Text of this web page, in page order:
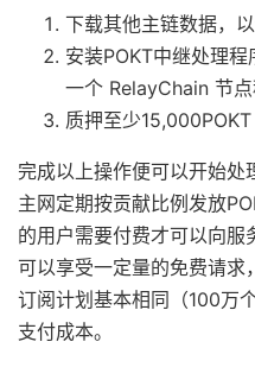
下载其他主链数据，
安装POKT中继处理
一个 RelayChain 节点
质押至少15,000POKT
完成以上操作便可以开始处
主网定期按贡献比例发放
的用户需要付费才可以向
可以享受一定量的免费请
订阅计划基本相同（100万
支付成本。